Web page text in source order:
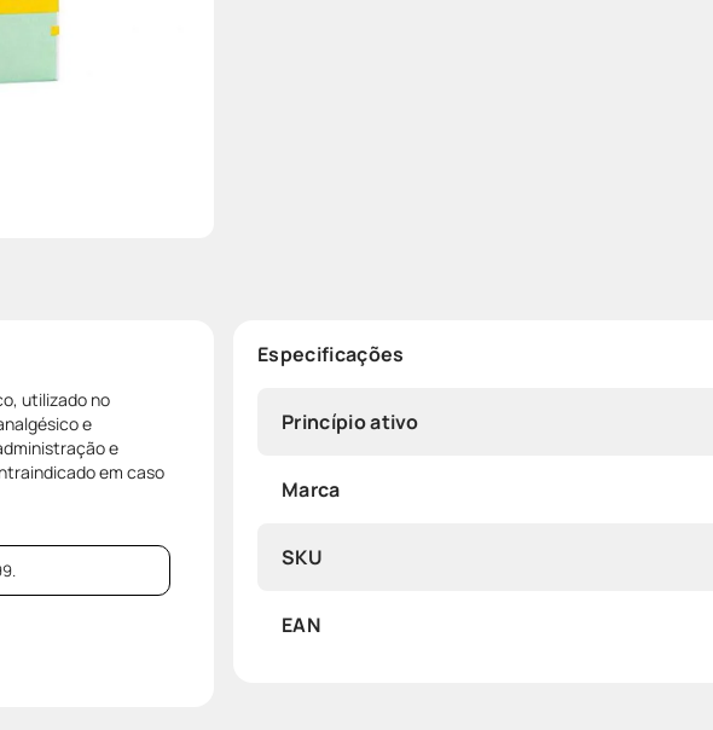
utilizado no
e
e
em caso
Especificações
Princípio ativo
Marca
SKU
EAN